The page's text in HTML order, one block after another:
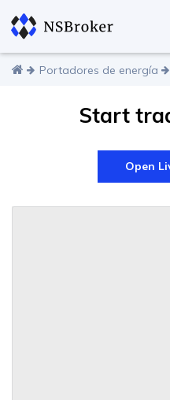
Portadores de energía
Start
Open